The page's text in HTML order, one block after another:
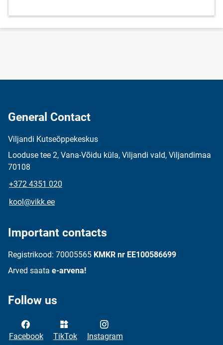
General Contact
Viljandi Kutseõppekeskus
Looduse tee 2, Vana-Võidu küla, Viljandi vald, Viljandimaa
70108
+372 4351 020
kool@vikk.ee
Important contacts
Registrikood: 70005565 KMKR nr EE100586699
Arved saata e-arvena!
Follow us
Facebook TikTok Instagram